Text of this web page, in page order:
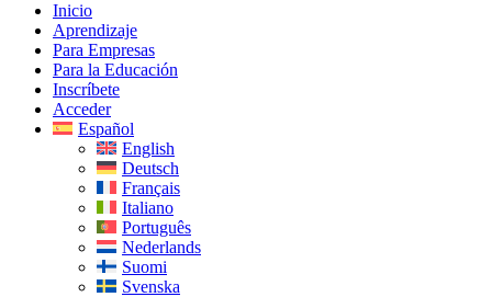
Inicio
Aprendizaje
Para Empresas
Para la Educación
Inscríbete
Acceder
Español
English
Deutsch
Français
Italiano
Português
Nederlands
Suomi
Svenska